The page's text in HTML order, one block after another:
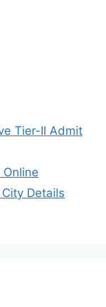
Tier-II Admit
Online
City Details